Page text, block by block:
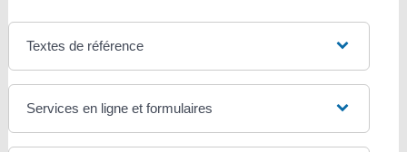
Textes de référence
Services en ligne et formulaires